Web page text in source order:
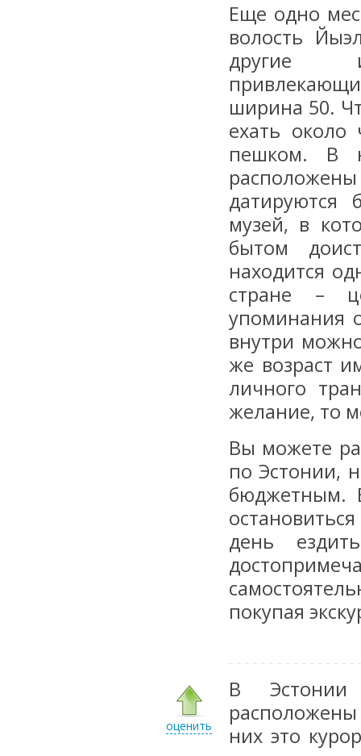
Еще одно
волость
другие
ширина 50.
ехать
пешком. В
датируются
музей, в
бытом
находится
стране –
упоминания
внутри
же возраст
личного
желание, то
Вы можете
по Эстонии,
бюджетным.
день
покупая
оценить
В Эстонии
них это